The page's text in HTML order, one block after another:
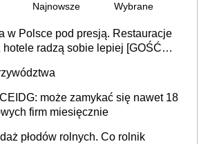
Najnowsze Wybrane
w Polsce pod presją. Restauracje
hotele radzą sobie lepiej [GOŚĆ
może zamykać się nawet 18
firm miesięcznie
płodów rolnych. Co rolnik